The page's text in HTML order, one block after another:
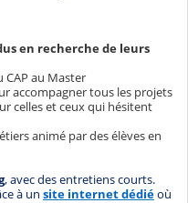
en recherche de leurs
CAP au Master
accompagner tous les projets
celles et ceux qui hésitent
animé par des élèves en
, avec des entretiens courts.
à un site internet dédiéoù